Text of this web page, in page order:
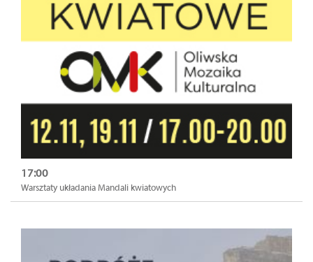
17:00
Warsztaty układania Mandali kwiatowych